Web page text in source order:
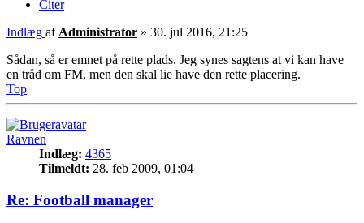
Citer
Indlæg af Administrator » 30. jul 2016, 21:25
Sådan, så er emnet på rette plads. Jeg synes sagtens at vi kan have
en tråd om FM, men den skal lie have den rette placering.
Top
Ravnen
Indlæg: 4365
Tilmeldt: 28. feb 2009, 01:04
Re: Football manager